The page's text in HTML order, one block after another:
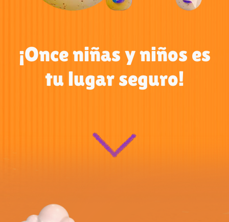
¡Once niñas y niños es
tu lugar seguro!